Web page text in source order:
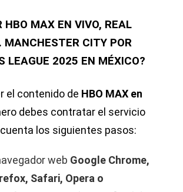
HBO MAX EN VIVO, REAL
MANCHESTER CITY POR
LEAGUE 2025 EN MÉXICO?
el contenido de HBO MAX en
debes contratar el servicio
los siguientes pasos:
web Google Chrome,
Safari, Opera o